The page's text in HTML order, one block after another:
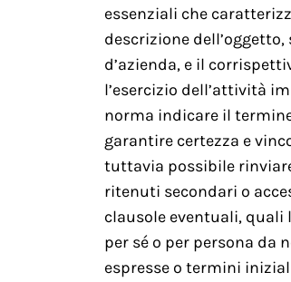
essenziali che
descrizione
d’azienda, e il
l’esercizio dell’attività
norma indicare il
garantire certezza e
tuttavia possibile
ritenuti secondari o
clausole eventuali, quali
per sé o per persona da
espresse o termini